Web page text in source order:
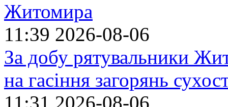
Житомира
11:39 2026-08-06
За добу рятувальники
на гасіння загорянь